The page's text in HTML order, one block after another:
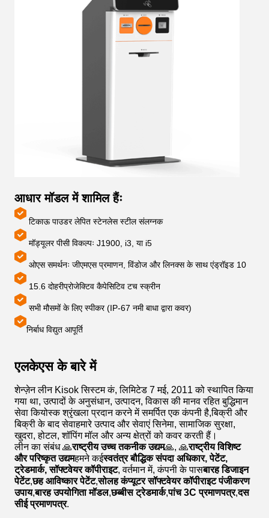
आधार मॉडल में शामिल हैंः
टिकाऊ पाउडर लेपित स्टेनलेस स्टील संलग्नक
मॉड्यूलर पीसी विकल्पः J1900, i3, या i5
ओएस समर्थनः जीएमएस प्रमाणन, विंडोज और लिनक्स के साथ एंड्रॉइड 10
15.6 दोहरीप्रोजेक्टिव कैपेसिटिव टच स्क्रीन
सभी मौसमों के लिए स्पीकर (IP-67 नमी बाधा द्वारा कवर)
निर्बाध विद्युत आपूर्ति
एलकेएस के बारे में
शेन्ज़ेन लीन Kisok सिस्टम कं, लिमिटेड 7 मई, 2011 को स्थापित किया
गया था, उत्पादों के अनुसंधान, उत्पादन, विकास की मानव रहित बुद्धिमान
सेवा कियोस्क श्रृंखला प्रदान करने में समर्पित एक कंपनी है,बिक्री और
बिक्री के बाद सेवाहमारे उत्पाद और सेवाएं सिनेमा, सामाजिक सुरक्षा,
खुदरा, होटल, शॉपिंग मॉल और अन्य क्षेत्रों को कवर करती हैं।
लीन का संबंध 🙏राष्ट्रीय उच्च तकनीक उद्यम🙏, 🙏राष्ट्रीय विशिष्ट
और परिष्कृत उद्यमहमने कईस्वतंत्र बौद्धिक संपदा अधिकार, पेटेंट,
ट्रेडमार्क, सॉफ्टवेयर कॉपीराइट, वर्तमान में, कंपनी के पासबारह डिजाइन
पेटेंट,छह आविष्कार पेटेंट,सोलह कंप्यूटर सॉफ्टवेयर कॉपीराइट पंजीकरण
उपाय,बारह उपयोगिता मॉडल,छब्बीस ट्रेडमार्क,पांच 3C प्रमाणपत्र,दस
सीई प्रमाणपत्र.